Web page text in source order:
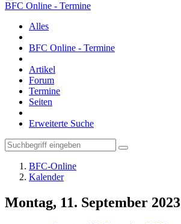
BFC Online - Termine
Alles
BFC Online - Termine
Artikel
Forum
Termine
Seiten
Erweiterte Suche
BFC-Online
Kalender
Montag, 11. September 2023